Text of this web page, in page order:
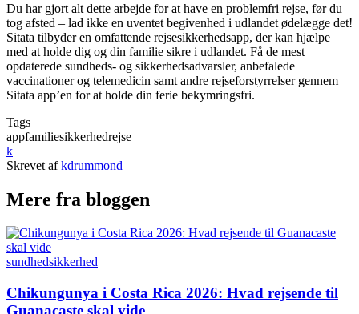
Du har gjort alt dette arbejde for at have en problemfri rejse, før du
tog afsted – lad ikke en uventet begivenhed i udlandet ødelægge det!
Sitata tilbyder en omfattende rejsesikkerhedsapp, der kan hjælpe
med at holde dig og din familie sikre i udlandet. Få de mest
opdaterede sundheds- og sikkerhedsadvarsler, anbefalede
vaccinationer og telemedicin samt andre rejseforstyrrelser gennem
Sitata app’en for at holde din ferie bekymringsfri.
Tags
appfamiliesikkerhedrejse
k
Skrevet af kdrummond
Mere fra bloggen
sundhedsikkerhed
Chikungunya i Costa Rica 2026: Hvad rejsende til
Guanacaste skal vide